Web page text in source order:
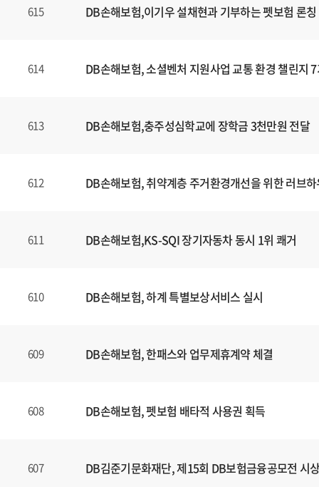
615 DB손해보험,이기우 설채현과 기부하는 펫보험 론칭
614 DB손해보험, 소셜벤처 지원사업 교통 환경 챌린지
613 DB손해보험,충주성심학교에 장학금 3천만원 전달
612 DB손해보험, 취약계층 주거환경개선을 위한 러브
611 DB손해보험,KS-SQI 장기자동차 동시 1위 쾌거
610 DB손해보험, 하계 특별보상서비스 실시
609 DB손해보험, 한패스와 업무제휴계약 체결
608 DB손해보험, 펫보험 배타적 사용권 획득
607 DB김준기문화재단, 제15회 DB보험금융공모전 시